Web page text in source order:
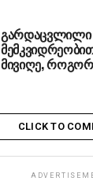
გარდაცვლილი
მივიღე, როგორ
CLICK TO